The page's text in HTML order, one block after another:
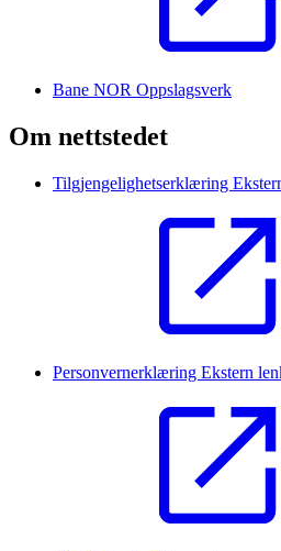
Bane NOR Oppslagsverk
Om nettstedet
Tilgjengelighetserklæring
Personvernerklæring Ekstern